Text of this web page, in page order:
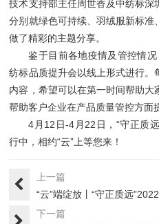
技术支持部主任周世香及中纺标
分别就绿色可持续、羽绒服新标
做了精彩的主题分享。
鉴于目前各地疫情及管控情
纺标品质提升会以线上形式进行
内容，希望可以在第一时间帮助大
帮助客户企业在产品质量管控方面
4月12日-4月22日，“守正质
行中，相约“云”上等您来！
上一篇
“云”端绽放丨“守正质远
下一篇